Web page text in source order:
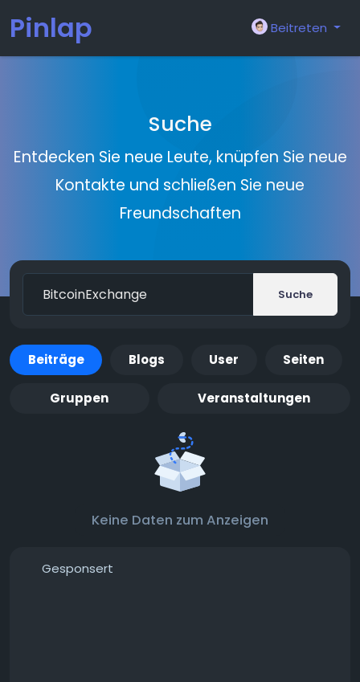
Pinlap Beitreten
Suche
Entdecken Sie neue Leute, knüpfen Sie neue
Kontakte und schließen Sie neue
Freundschaften
Suche
Beiträge Blogs User Seiten
Gruppen Veranstaltungen
Keine Daten zum Anzeigen
Gesponsert